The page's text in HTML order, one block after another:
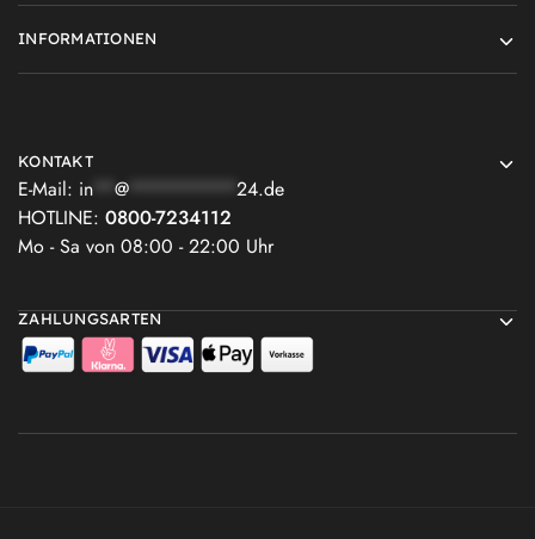
INFORMATIONEN
KONTAKT
E-Mail: in @
24.de
HOTLINE: 0800-7234112
Mo - Sa von 08:00 - 22:00 Uhr
ZAHLUNGSARTEN